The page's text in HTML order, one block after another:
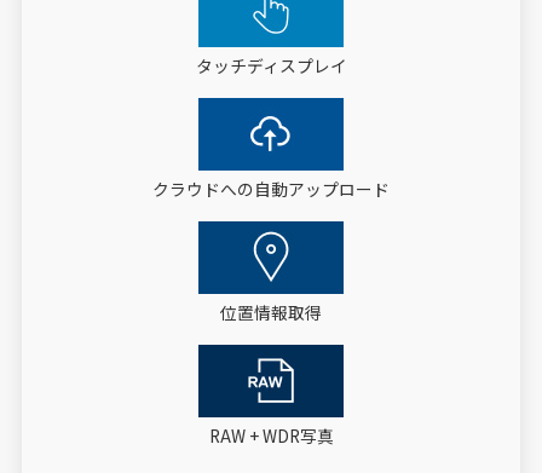
タッチディスプレイ
クラウドへの自動アップロード
位置情報取得
RAW + WDR写真